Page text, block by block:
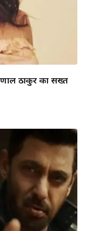
ठाकुर का सख्त